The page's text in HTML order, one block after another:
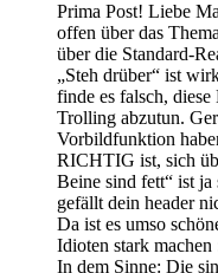
Prima Post! Liebe
offen über das
über die Standard-
„Steh drüber“ ist
finde es falsch,
Trolling abzutun.
Vorbildfunktion
RICHTIG ist, sich
Beine sind fett“ ist ja
gefällt dein header
Da ist es umso
Idioten stark machen
In dem Sinne: Die